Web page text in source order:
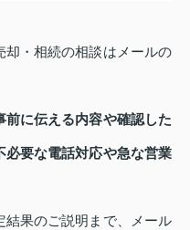
却・相続の相談はメールの
前に伝える内容や確認した
必要な電話対応や急な営業
結果のご説明まで、メール